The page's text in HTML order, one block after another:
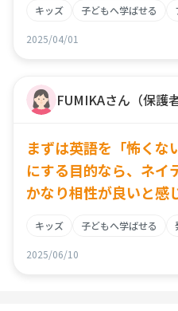
キッズ 子どもへ学ばせる
2025/04/01
FUMIKAさん（保護
まずは英語を「怖くな
にする目的なら、ネイ
かなり相性が良いと感
キッズ 子どもへ学ばせる
2025/06/10